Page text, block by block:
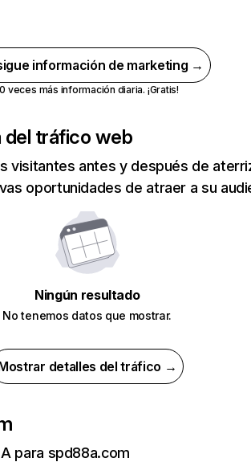
información de marketing →
veces más información diaria. ¡Gratis!
del tráfico web
visitantes antes y después de
oportunidades de atraer a su
Ningún resultado
No tenemos datos que mostrar.
detalles del tráfico →
para spd88a.com